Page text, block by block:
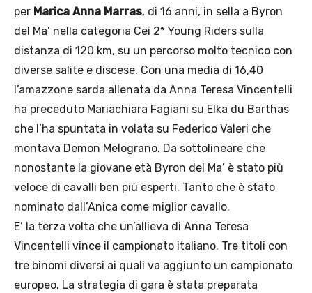
per Marica Anna Marras, di 16 anni, in sella a Byron
del Ma’ nella categoria Cei 2* Young Riders sulla
distanza di 120 km, su un percorso molto tecnico con
diverse salite e discese. Con una media di 16,40
l’amazzone sarda allenata da Anna Teresa Vincentelli
ha preceduto Mariachiara Fagiani su Elka du Barthas
che l’ha spuntata in volata su Federico Valeri che
montava Demon Melograno. Da sottolineare che
nonostante la giovane età Byron del Ma’ è stato più
veloce di cavalli ben più esperti. Tanto che è stato
nominato dall’Anica come miglior cavallo.
E’ la terza volta che un’allieva di Anna Teresa
Vincentelli vince il campionato italiano. Tre titoli con
tre binomi diversi ai quali va aggiunto un campionato
europeo. La strategia di gara è stata preparata